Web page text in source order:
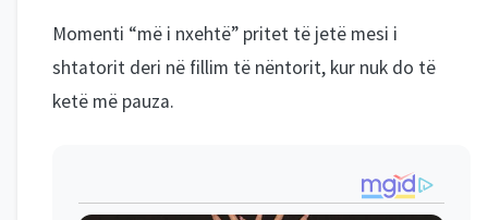
Momenti “më i nxehtë” pritet të jetë mesi i
shtatorit deri në fillim të nëntorit, kur nuk do të
ketë më pauza.